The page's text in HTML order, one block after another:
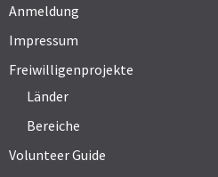
Anmeldung
Impressum
Freiwilligenprojekte
Länder
Bereiche
Volunteer Guide